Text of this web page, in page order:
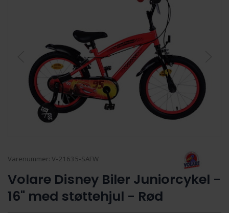
Varenummer: V-21635-SAFW
Volare Disney Biler Juniorcykel -
16" med støttehjul - Rød